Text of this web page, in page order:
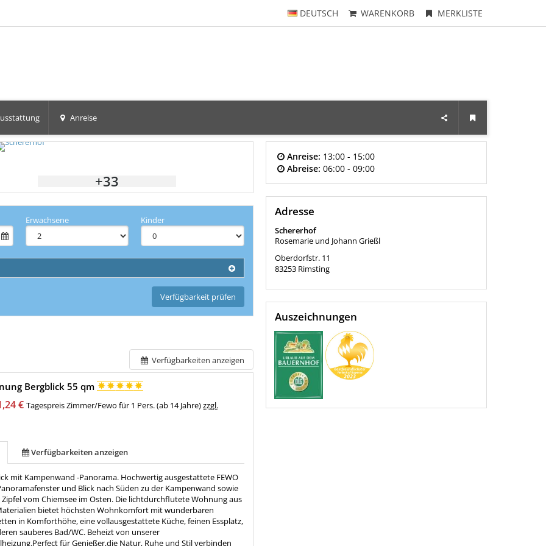
DEUTSCH WARENKORB MERKLISTE
Anreise
+33
Erwachsene Kinder
Verfügbarkeit prüfen
Verfügbarkeiten anzeigen
Bergblick 55 qm
€ Tagespreis Zimmer/Fewo für 1 Pers. (ab 14 Jahre)zzgl.
Verfügbarkeiten anzeigen
mit Kampenwand -Panorama. Hochwertig ausgestattete FEWO
und Blick nach Süden zu der Kampenwand sowie
vom Chiemsee im Osten. Die lichtdurchflutete Wohnung aus
bietet höchsten Wohnkomfort mit wunderbaren
in Komforthöhe, eine vollausgestattete Küche, feinen Essplatz,
sauberes Bad/WC. Beheizt von unserer
für Genießer,die Natur, Ruhe und Stil verbinden
Anreise: 13:00 - 15:00
Abreise: 06:00 - 09:00
Adresse
Schererhof
Rosemarie und Johann Grießl
Oberdorfstr. 11
83253 Rimsting
Auszeichnungen